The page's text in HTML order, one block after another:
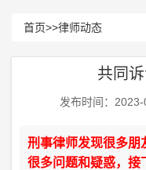
首页>>律师动态
共同
发布时间：
刑事律师发现很多朋
很多问题和疑惑，接